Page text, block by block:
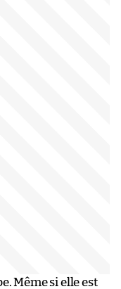
Même si elle est